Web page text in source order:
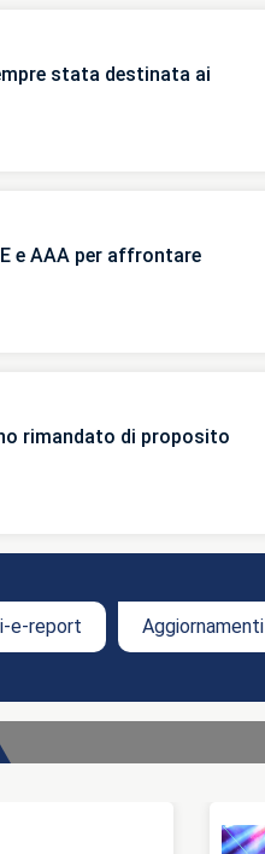
destinata ai
stata destinata ai
e AAA per affrontare
rimandato di proposito
e-report Aggiornamenti